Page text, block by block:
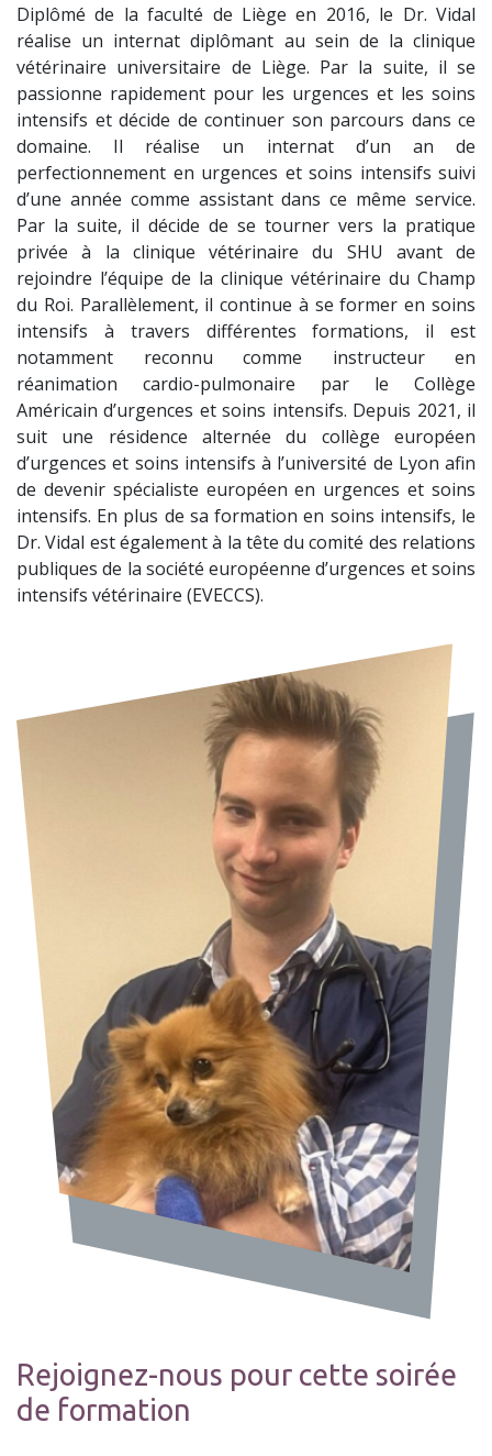
Diplômé de la faculté de Liège en 2016, le Dr. Vidal
réalise un internat diplômant au sein de la clinique
vétérinaire universitaire de Liège. Par la suite, il se
passionne rapidement pour les urgences et les soins
intensifs et décide de continuer son parcours dans ce
domaine. Il réalise un internat d’un an de
perfectionnement en urgences et soins intensifs suivi
d’une année comme assistant dans ce même service.
Par la suite, il décide de se tourner vers la pratique
privée à la clinique vétérinaire du SHU avant de
rejoindre l’équipe de la clinique vétérinaire du Champ
du Roi. Parallèlement, il continue à se former en soins
intensifs à travers différentes formations, il est
notamment reconnu comme instructeur en
réanimation cardio-pulmonaire par le Collège
Américain d’urgences et soins intensifs. Depuis 2021, il
suit une résidence alternée du collège européen
d’urgences et soins intensifs à l’université de Lyon afin
de devenir spécialiste européen en urgences et soins
intensifs. En plus de sa formation en soins intensifs, le
Dr. Vidal est également à la tête du comité des relations
publiques de la société européenne d’urgences et soins
intensifs vétérinaire (EVECCS).
Rejoignez-nous pour cette soirée
de formation